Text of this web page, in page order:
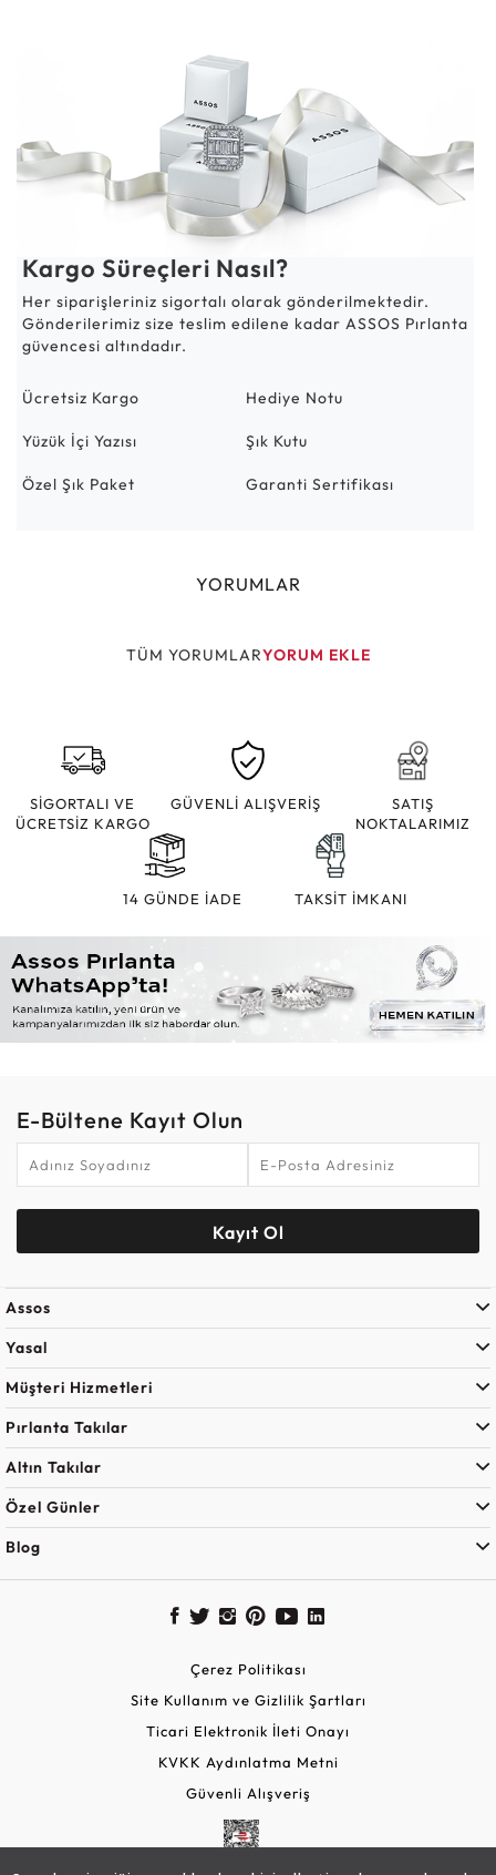
Kargo Süreçleri Nasıl?
Her siparişleriniz sigortalı olarak gönderilmektedir.
Gönderilerimiz size teslim edilene kadar ASSOS Pırlanta
güvencesi altındadır.
Ücretsiz Kargo Hediye Notu
Yüzük İçi Yazısı Şık Kutu
Özel Şık Paket Garanti Sertifikası
YORUMLAR
TÜM YORUMLARYORUM EKLE
SİGORTALI VE
ÜCRETSİZ KARGO
GÜVENLİ ALIŞVERİŞ
SATIŞ
NOKTALARIMIZ
14 GÜNDE İADE TAKSİT İMKANI
E-Bültene Kayıt Olun
Kayıt Ol
Assos
Yasal
Müşteri Hizmetleri
Pırlanta Takılar
Altın Takılar
Özel Günler
Blog
Çerez Politikası
Site Kullanım ve Gizlilik Şartları
Ticari Elektronik İleti Onayı
KVKK Aydınlatma Metni
Güvenli Alışveriş